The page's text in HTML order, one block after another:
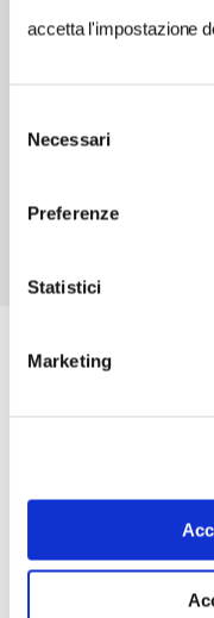
accetta l'impostazione
delNecessari
Preferenze
Statistici
Marketing
ORARI DI APERTURA